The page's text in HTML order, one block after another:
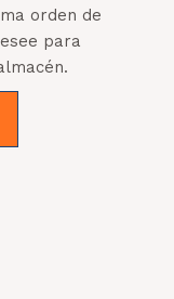
orden de
para